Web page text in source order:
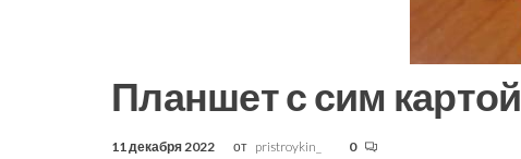
Планшет с сим картой
11 декабря 2022 от pristroykin_ 0